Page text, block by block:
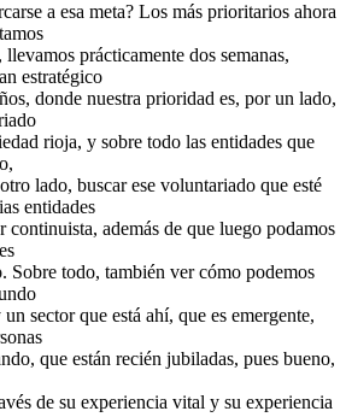
a esa meta? Los más prioritarios ahora
prácticamente dos semanas,
estratégico
donde nuestra prioridad es, por un lado,
rioja, y sobre todo las entidades que
lado, buscar ese voluntariado que esté
entidades
continuista, además de que luego podamos
Sobre todo, también ver cómo podemos
sector que está ahí, que es emergente,
que están recién jubiladas, pues bueno,
de su experiencia vital y su experiencia